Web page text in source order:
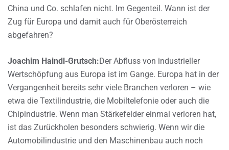
China und Co. schlafen nicht. Im Gegenteil. Wann ist der
Zug für Europa und damit auch für Oberösterreich
abgefahren?
Joachim Haindl-Grutsch:Der Abfluss von industrieller
Wertschöpfung aus Europa ist im Gange. Europa hat in der
Vergangenheit bereits sehr viele Branchen verloren – wie
etwa die Textilindustrie, die Mobiltelefonie oder auch die
Chipindustrie. Wenn man Stärkefelder einmal verloren hat,
ist das Zurückholen besonders schwierig. Wenn wir die
Automobilindustrie und den Maschinenbau auch noch